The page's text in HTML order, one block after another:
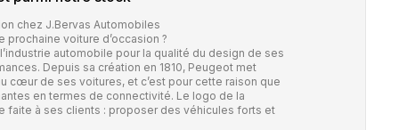
chez J.Bervas Automobiles
voiture d’occasion ?
automobile pour la qualité du design de ses
Depuis sa création en 1810, Peugeot met
cœur de ses voitures, et c’est pour cette raison que
en termes de connectivité. Le logo de la
faite à ses clients : proposer des véhicules forts et